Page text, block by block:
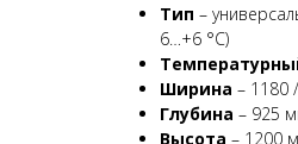
Тип –
6…+6 °C)
Ширина – 1180
Глубина – 925
Высота – 1200